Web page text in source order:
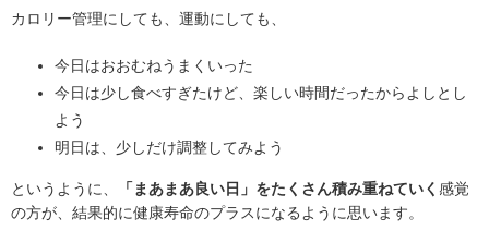
カロリー管理にしても、運動にしても、
今日はおおむねうまくいった
今日は少し食べすぎたけど、楽しい時間だったからよしとし
よう
明日は、少しだけ調整してみよう
というように、 「まあまあ良い日」をたくさん積み重ねていく 感覚
の方が、結果的に健康寿命のプラスになるように思います。